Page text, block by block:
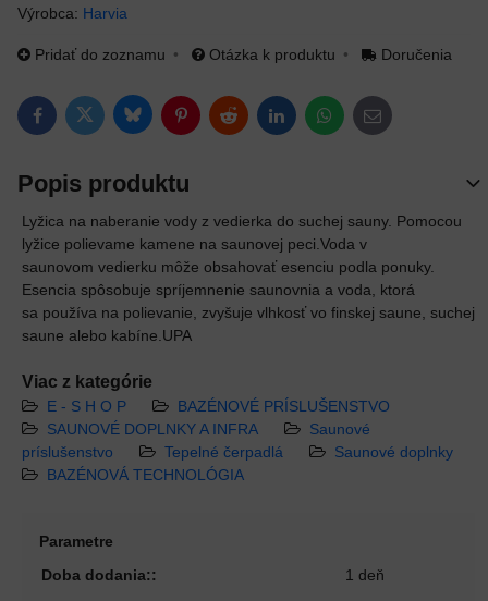
Výrobca: Harvia
Pridať do zoznamu Otázka k produktu Doručenia
FacebookTwitterBlueskyPinterestRedditLinkedInWhatsApp
E-mail
Popis produktu
Lyžica na naberanie vody z vedierka do suchej sauny. Pomocou
lyžice polievame kamene na saunovej peci.Voda v
saunovom vedierku môže obsahovať esenciu podla ponuky.
Esencia spôsobuje spríjemnenie saunovnia a voda, ktorá
sa používa na polievanie, zvyšuje vlhkosť vo finskej saune, suchej
saune alebo kabíne.UPA
Viac z kategórie
E - S H O P
BAZÉNOVÉ PRÍSLUŠENSTVO
SAUNOVÉ DOPLNKY A INFRA
Saunové
príslušenstvo
Tepelné čerpadlá
Saunové doplnky
BAZÉNOVÁ TECHNOLÓGIA
Parametre
Doba dodania::
1 deň